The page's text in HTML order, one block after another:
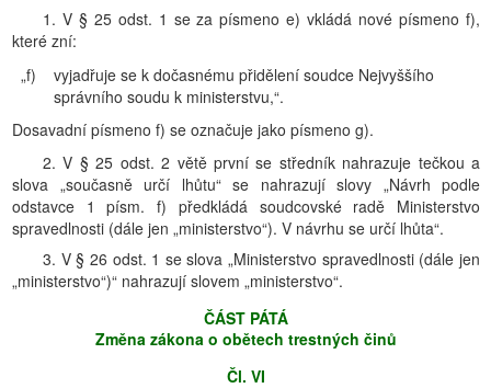
1. V § 25 odst. 1 se za písmeno e) vkládá nové písmeno f),
které zní:
„f)
vyjadřuje se k dočasnému přidělení soudce Nejvyššího
správního soudu k ministerstvu,“.
Dosavadní písmeno f) se označuje jako písmeno g).
2. V § 25 odst. 2 větě první se středník nahrazuje tečkou a
slova „současně určí lhůtu“ se nahrazují slovy „Návrh podle
odstavce 1 písm. f) předkládá soudcovské radě Ministerstvo
spravedlnosti (dále jen „ministerstvo“). V návrhu se určí lhůta“.
3. V § 26 odst. 1 se slova „Ministerstvo spravedlnosti (dále jen
„ministerstvo“)“ nahrazují slovem „ministerstvo“.
ČÁST PÁTÁ
Změna zákona o obětech trestných činů
Čl. VI